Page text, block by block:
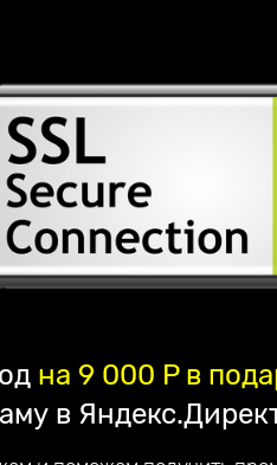
франшизу;
разрабатывать свой
авторский online курс
работы
всего
на 9 000 P в
в